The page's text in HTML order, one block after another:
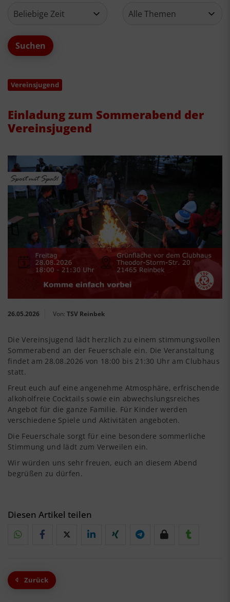
Vereinsjugend
Einladung zum Sommerabend der
Vereinsjugend
26.05.2026 Von: TSV Reinbek
Die Vereinsjugend lädt herzlich zu einem stimmungsvollen
Sommerabend an der Feuerschale ein. Die Veranstaltung
findet am 28.08.2026 von 18:00 bis 21:30 Uhr am Clubhaus
statt.
Freut euch auf eine angenehme Atmosphäre, erfrischende
alkoholfreie Cocktails sowie ein abwechslungsreiches
Angebot für die ganze Familie. Für Kinder werden
verschiedene Spiele und Aktivitäten angeboten.
Die Feuerschale sorgt für eine besondere sommerliche
Stimmung und lädt zum Verweilen ein.
Wir würden uns sehr freuen, euch an diesem Abend
begrüßen zu dürfen.
Diesen Artikel teilen
Zurück